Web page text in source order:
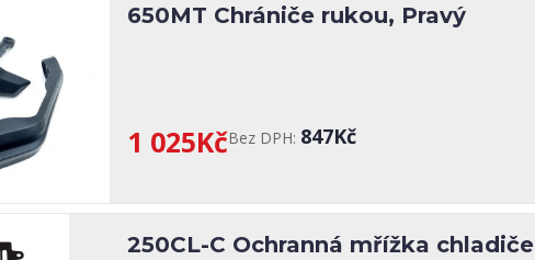
650MT Chrániče rukou, Pravý
1 025KčBez DPH: 847Kč
250CL-C Ochranná mřížka chladiče